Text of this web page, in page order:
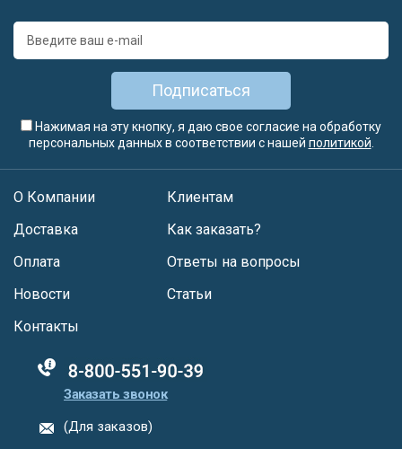
Подписаться
Нажимая на эту кнопку, я даю свое согласие на обработку
персональных данных в соответствии с нашей политикой.
О Компании
Доставка
Оплата
Новости
Клиентам
Как заказать?
Ответы на вопросы
Статьи
Контакты
88005555550
Заказать звонок
(Для заказов)